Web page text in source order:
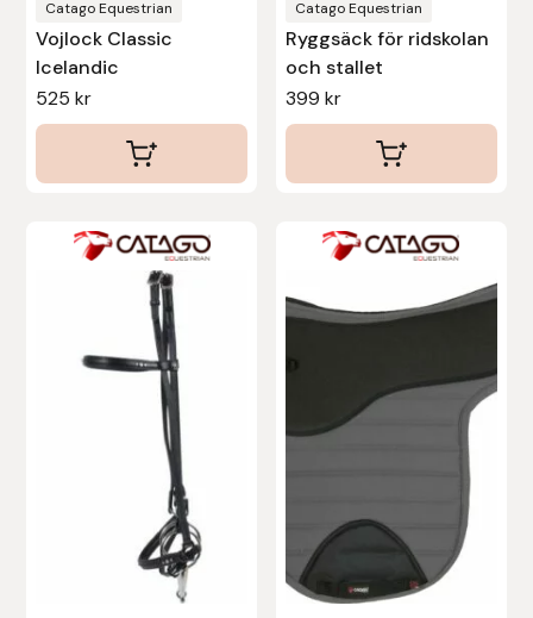
Catago Equestrian
Vojlock Classic
Icelandic
525kr
produktsidan
Catago Equestrian
Ryggsäck för ridskolan
och stallet
399 kr
produkten
varianter.
De
väljas
på
Stina Helmersson Bokförlag
Suedwind
Tidningen Ridsport Island